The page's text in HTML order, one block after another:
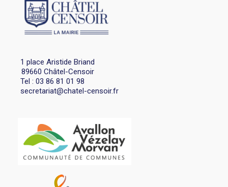
1 place Aristide Briand
89660 Châtel-Censoir
Tel : 03 86 81 01 98
secretariat@chatel-censoir.fr